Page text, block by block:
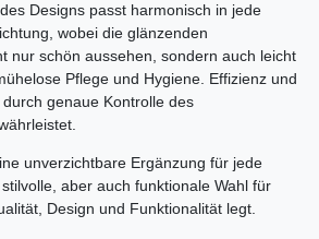
Designs passt harmonisch in jede
wobei die glänzenden
nur schön aussehen, sondern auch leicht
Pflege und Hygiene. Effizienz und
genaue Kontrolle des
unverzichtbare Ergänzung für jede
aber auch funktionale Wahl für
Design und Funktionalität legt.